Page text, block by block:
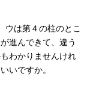
は第４の柱のとこ
進んできて、違う
わかりませんけれ
いですか。